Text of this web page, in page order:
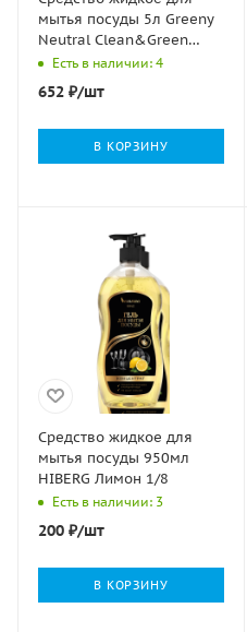
мытья посуды 5л Greeny
Neutral Clean&Green
nelK 1/4
Есть в наличии: 4
652 ₽/шт
В КОРЗИНУ
Средство жидкое для
мытья посуды 950мл
HIBERG Лимон 1/8
Есть в наличии: 3
200 ₽/шт
В КОРЗИНУ